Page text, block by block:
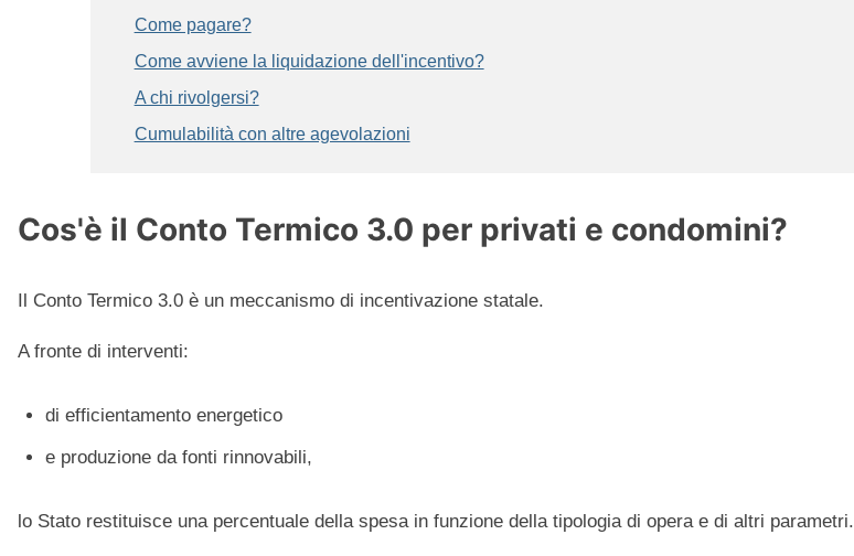
Come pagare?
Come avviene la liquidazione dell'incentivo?
A chi rivolgersi?
Cumulabilità con altre agevolazioni
Cos'è il Conto Termico 3.0 per privati e condomini?
Il Conto Termico 3.0 è un meccanismo di incentivazione statale.
A fronte di interventi:
di efficientamento energetico
e produzione da fonti rinnovabili,
lo Stato restituisce una percentuale della spesa in funzione della tipologia di opera e di altri parametri.